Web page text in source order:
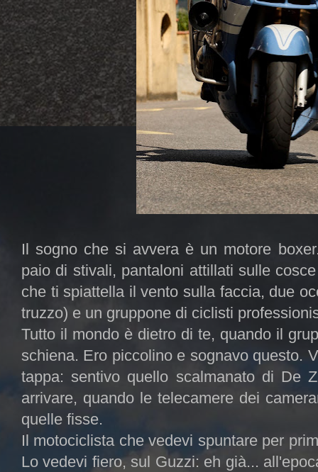
Il sogno che si avvera è un motore
paio di stivali, pantaloni attillati sulle
che ti spiattella il vento sulla faccia, due
truzzo) e un gruppone di ciclisti
Tutto il mondo è dietro di te, quando il
schiena. Ero piccolino e sognavo questo.
tappa: sentivo quello scalmanato di De
arrivare, quando le telecamere dei
quelle fisse.
Il motociclista che vedevi spuntare per
Lo vedevi fiero, sul Guzzi: eh già...